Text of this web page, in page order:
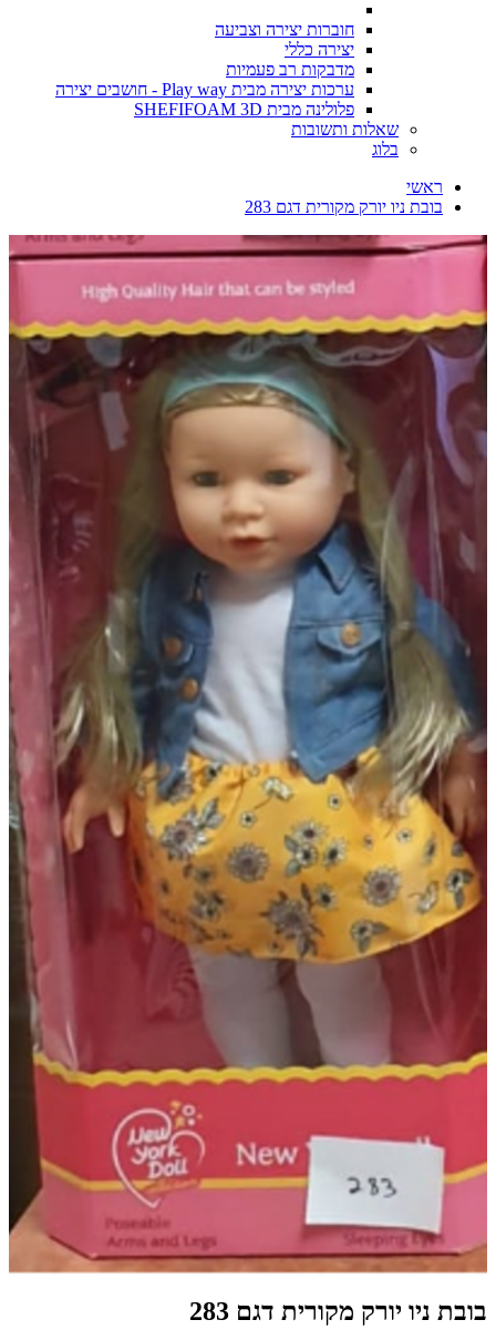
חוברות יצירה וצביעה
יצירה כללי
מדבקות רב פעמיות
ערכות יצירה מבית Play way - חושבים יצירה
פלולינה מבית SHEFIFOAM 3D
שאלות ותשובות
בלוג
ראשי
בובת ניו יורק מקורית דגם 283
בובת ניו יורק מקורית דגם 283